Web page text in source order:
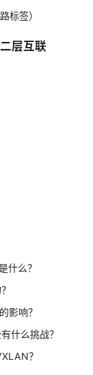
标签）
层互联
什么？
影响？
什么挑战？
？